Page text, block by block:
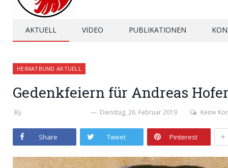
AKTUELL VIDEO PUBLIKATIONEN
HEIMATBUND AKTUELL
Gedenkfeiern für Andreas
By Dienstag, 26. Februar 2019 Keine
Share Tweet Pinterest +